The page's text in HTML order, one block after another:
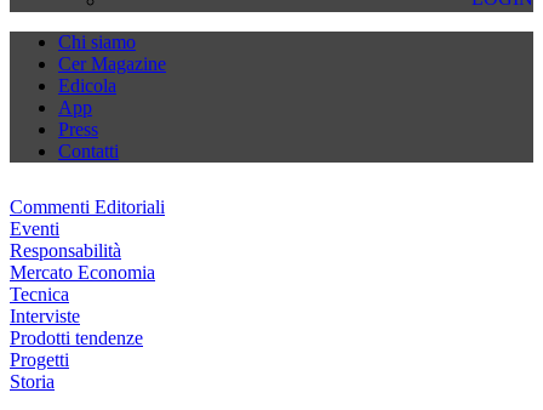
Chi siamo
Cer Magazine
Edicola
App
Press
Contatti
Commenti Editoriali
Eventi
Responsabilità
Mercato Economia
Tecnica
Interviste
Prodotti tendenze
Progetti
Storia